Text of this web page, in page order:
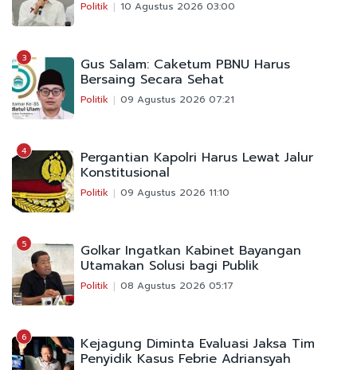
Politik 10 Agustus 2026 03:00
3 Gus Salam: Caketum PBNU Harus
Bersaing Secara Sehat
Politik 09 Agustus 2026 07:21
4 Pergantian Kapolri Harus Lewat Jalur
Konstitusional
Politik 09 Agustus 2026 11:10
5 Golkar Ingatkan Kabinet Bayangan
Utamakan Solusi bagi Publik
Politik 08 Agustus 2026 05:17
6 Kejagung Diminta Evaluasi Jaksa Tim
Penyidik Kasus Febrie Adriansyah